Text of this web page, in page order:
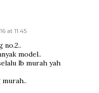
at 11:45
no.2..
model..
lb murah yah